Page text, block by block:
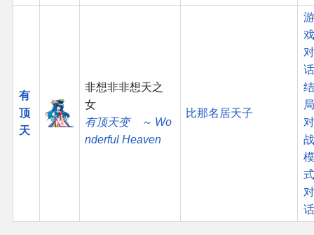
有
顶
天
非想非非想天之
女
有顶天变 ～ Wo
nderful Heaven
比那名居天子
游
戏
对
结
局
对
战
模
式
对
话